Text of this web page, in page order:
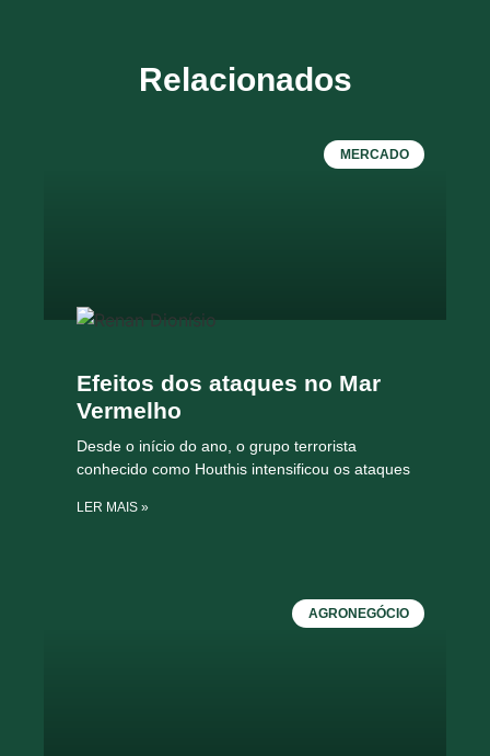
Relacionados
MERCADO
Efeitos dos ataques no Mar
Vermelho
Desde o início do ano, o grupo terrorista
conhecido como Houthis intensificou os ataques
LER MAIS »
AGRONEGÓCIO